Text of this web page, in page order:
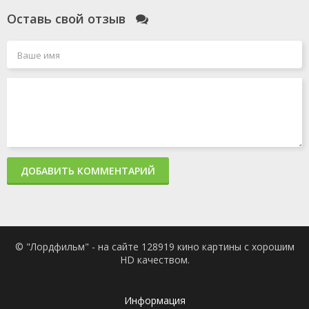
Revolution &
Woodrow Wilson
Оставь свой отзыв
ДОБАВИТЬ КОММЕНТАРИЙ
© "Лордфильм" - на сайте 128919 кино картины с хорошим
HD качеством.
Информация